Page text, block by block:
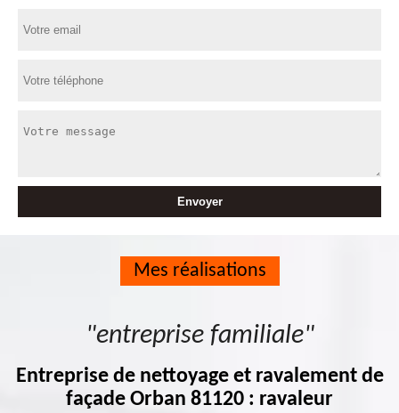
Mes réalisations
"entreprise familiale"
Entreprise de nettoyage et ravalement de
façade Orban 81120 : ravaleur